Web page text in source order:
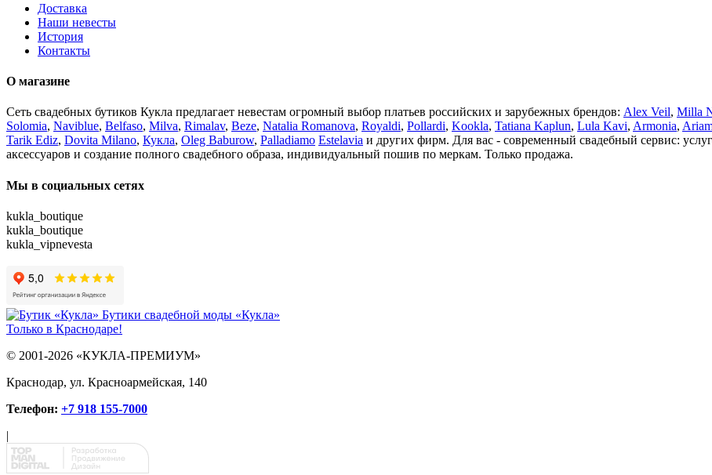
Доставка
Наши невесты
История
Контакты
О магазине
Сеть свадебных бутиков Кукла предлагает невестам огромный выбор платьев российских и зарубежных брендов: Alex Veil, Milla
Solomia, Naviblue, Belfaso, Milva, Rimalav, Beze, Natalia Romanova, Royaldi, Pollardi, Kookla, Tatiana Kaplun, Lula Kavi, Armonia,
Tarik Ediz, Dovita Milano, Кукла, Oleg Baburow, Palladiamo Estelavia и других фирм. Для вас - современный свадебный сервис:
аксессуаров и создание полного свадебного образа, индивидуальный пошив по меркам. Только продажа.
Мы в социальных сетях
kukla_boutique
kukla_boutique
kukla_vipnevesta
Бутики свадебной моды «Кукла»
Только в Краснодаре!
© 2001-2026 «КУКЛА-ПРЕМИУМ»
Краснодар, ул. Красноармейская, 140
Телефон: +7 918 155-7000
|